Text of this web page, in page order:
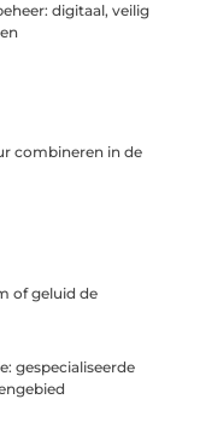
digitaal, veilig
combineren in de
of geluid de
gespecialiseerde